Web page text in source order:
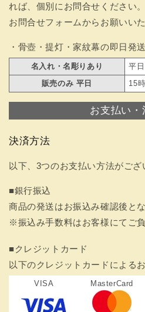
れば、個別にお問合せください
お問合せフォームからお願いいた
・骨壺・提灯・家紋幕の即日発
名入れ・名彫りあり
平
販売のみ 平日
15
お支払い・
決済方法
以下、3つのお支払い方法がござ
■銀行振込
商品の発送はお振込み確認後とな
※振込み手数料はお客様にてご
■クレジットカード
以下のクレジットカードによる
VISA MasterCard